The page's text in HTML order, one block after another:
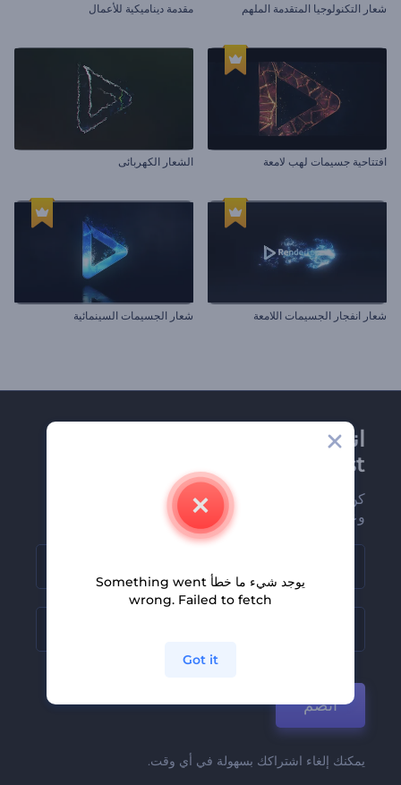
شعار التكنولوجيا المتقدمة الملهم مقدمة ديناميكية للأعمال
افتتاحية جسيمات لهب لامعة الشعار الكهربائى
شعار انفجار الجسيمات اللامعة شعار الجسيمات السينمائية
انضم إلى نشرة
Renderforest الإخبارية
كن من بين أوائل من يستلمون أحدث أخبارنا
وعروضنا
انضم
يمكنك إلغاء اشتراكك بسهولة في أي وقت.
يوجد شيء ما خطأ Something went
wrong. Failed to fetch
Got it